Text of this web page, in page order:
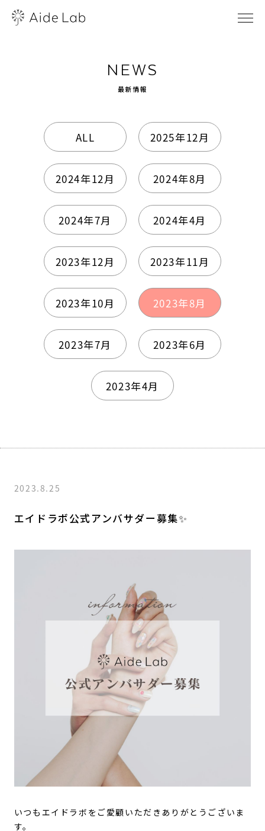
NEWS
最新情報
ALL 2025年12月
2024年12月 2024年8月
2024年7月 2024年4月
2023年12月 2023年11月
2023年10月 2023年8月
2023年7月 2023年6月
2023年4月
2023.8.25
エイドラボ公式アンバサダー募集✨
いつもエイドラボをご愛顧いただきありがとうございま
す。